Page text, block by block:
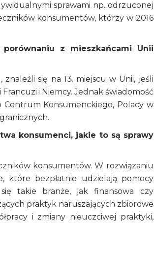
sprawami np. odrzuconej
konsumentów, którzy w 2016
z mieszkańcami Unii
się na 13. miejscu w Unii, jeśli
i Niemcy. Jednak świadomość
Konsumenckiego, Polacy w
konsumenci, jakie to są sprawy
konsumentów. W rozwiązaniu
które bezpłatnie udzielają pomocy
takie branże, jak finansowa czy
praktyk naruszających zbiorowe
i zmiany nieuczciwej praktyki,